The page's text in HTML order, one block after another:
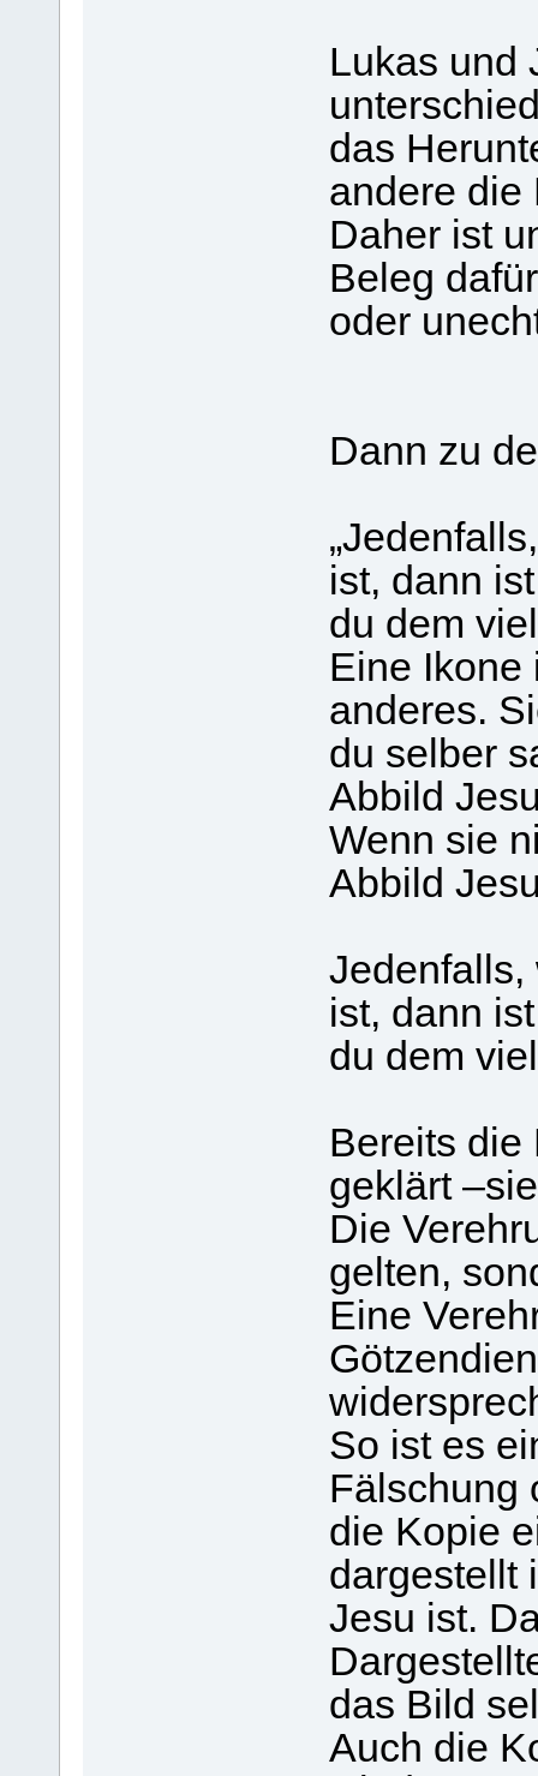
Lukas und
das
andere die
Daher ist
Beleg
oder
Dann zu
ist, dann
du dem
Eine Ikone
anderes.
du selber
Abbild
Wenn sie
Abbild
Jedenfalls,
ist, dann
du dem
Bereits die
geklärt
Die
gelten,
Eine
So ist es
Fälschung
die Kopie
dargestellt
Jesu ist.
das Bild
Auch die